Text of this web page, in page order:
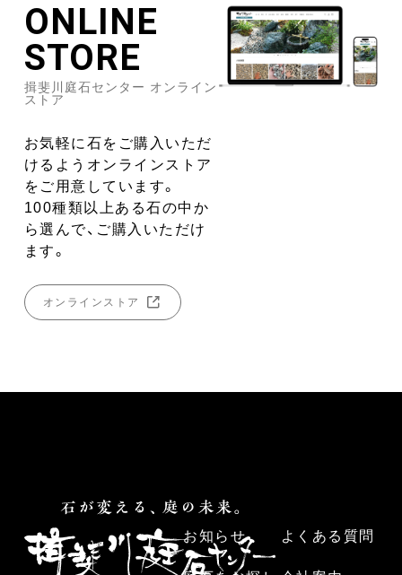
ONLINE
STORE
揖斐川庭石センター オンライン
ストア
お気軽に石をご購入いただ
けるようオンラインストア
をご用意しています。
100種類以上ある石の中か
ら選んで、ご購入いただけ
ます。
オンラインストア
お知らせ よくある質問